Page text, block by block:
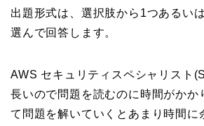
出題形式は、選択肢から1つあるい
選んで回答します。
AWS セキュリティスペシャリスト
長いので問題を読むのに時間がかか
て問題を解いていくとあまり時間に